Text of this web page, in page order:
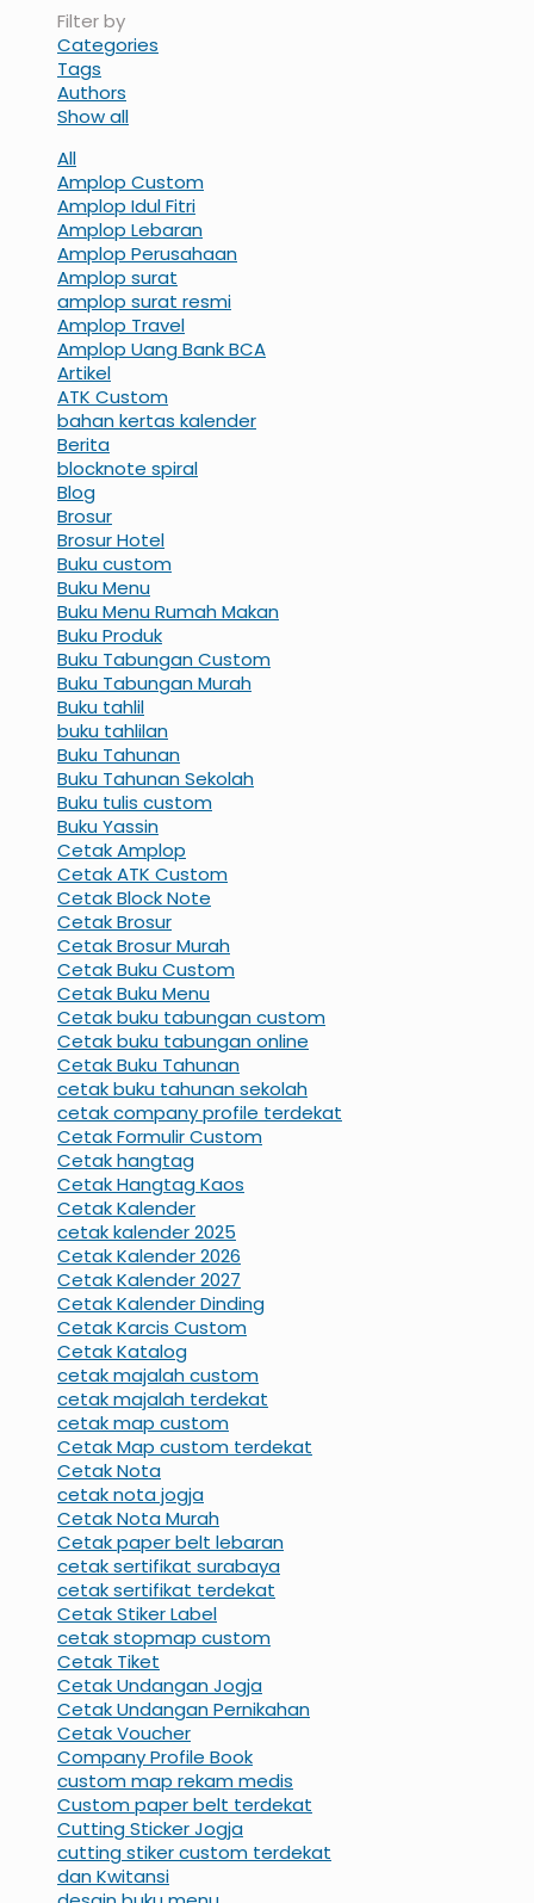
Filter by
Categories
Tags
Authors
Show all
All
Amplop Custom
Amplop Idul Fitri
Amplop Lebaran
Amplop Perusahaan
Amplop surat
amplop surat resmi
Amplop Travel
Amplop Uang Bank BCA
Artikel
ATK Custom
bahan kertas kalender
Berita
blocknote spiral
Blog
Brosur
Brosur Hotel
Buku custom
Buku Menu
Buku Menu Rumah Makan
Buku Produk
Buku Tabungan Custom
Buku Tabungan Murah
Buku tahlil
buku tahlilan
Buku Tahunan
Buku Tahunan Sekolah
Buku tulis custom
Buku Yassin
Cetak Amplop
Cetak ATK Custom
Cetak Block Note
Cetak Brosur
Cetak Brosur Murah
Cetak Buku Custom
Cetak Buku Menu
Cetak buku tabungan custom
Cetak buku tabungan online
Cetak Buku Tahunan
cetak buku tahunan sekolah
cetak company profile terdekat
Cetak Formulir Custom
Cetak hangtag
Cetak Hangtag Kaos
Cetak Kalender
cetak kalender 2025
Cetak Kalender 2026
Cetak Kalender 2027
Cetak Kalender Dinding
Cetak Karcis Custom
Cetak Katalog
cetak majalah custom
cetak majalah terdekat
cetak map custom
Cetak Map custom terdekat
Cetak Nota
cetak nota jogja
Cetak Nota Murah
Cetak paper belt lebaran
cetak sertifikat surabaya
cetak sertifikat terdekat
Cetak Stiker Label
cetak stopmap custom
Cetak Tiket
Cetak Undangan Jogja
Cetak Undangan Pernikahan
Cetak Voucher
Company Profile Book
custom map rekam medis
Custom paper belt terdekat
Cutting Sticker Jogja
cutting stiker custom terdekat
dan Kwitansi